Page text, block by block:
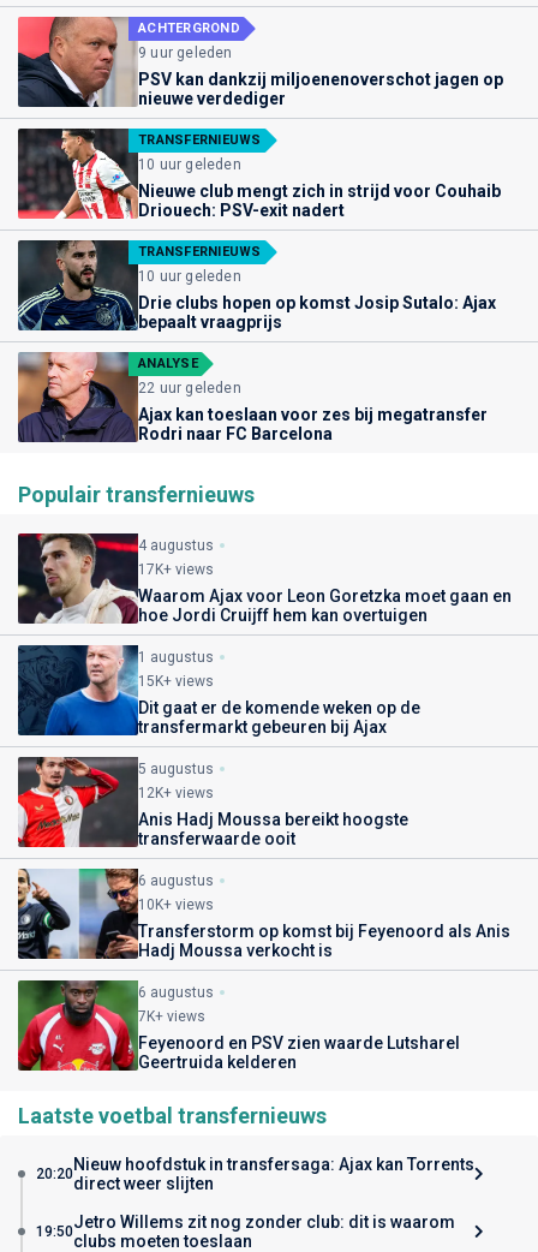
ACHTERGROND
9 uur geleden
PSV kan dankzij miljoenenoverschot jagen op
nieuwe verdediger
TRANSFERNIEUWS
10 uur geleden
Nieuwe club mengt zich in strijd voor Couhaib
Driouech: PSV-exit nadert
TRANSFERNIEUWS
10 uur geleden
Drie clubs hopen op komst Josip Sutalo: Ajax
bepaalt vraagprijs
ANALYSE
22 uur geleden
Ajax kan toeslaan voor zes bij megatransfer
Rodri naar FC Barcelona
Populair transfernieuws
4 augustus
17K+ views
Waarom Ajax voor Leon Goretzka moet gaan en
hoe Jordi Cruijff hem kan overtuigen
1 augustus
15K+ views
Dit gaat er de komende weken op de
transfermarkt gebeuren bij Ajax
5 augustus
12K+ views
Anis Hadj Moussa bereikt hoogste
transferwaarde ooit
6 augustus
10K+ views
Transferstorm op komst bij Feyenoord als Anis
Hadj Moussa verkocht is
6 augustus
7K+ views
Feyenoord en PSV zien waarde Lutsharel
Geertruida kelderen
Laatste voetbal transfernieuws
20:20Nieuw hoofdstuk in transfersaga: Ajax kan Torrents
direct weer slijten
19:50Jetro Willems zit nog zonder club: dit is waarom
clubs moeten toeslaan